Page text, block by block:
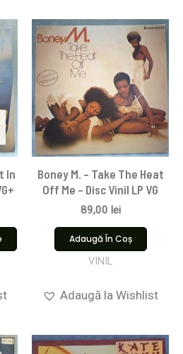
In
Boney M. – Take The Heat
Off Me – Disc Vinil LP VG
89,00 lei
Adaugă În Coș
VINIL
Adaugă la Wishlist